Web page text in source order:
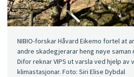
NIBIO-forskar Håvard Eikemo fortel at
andre skadegjerarar heng nøye
Difor reknar VIPS ut varsla ved hjelp
klimastasjonar. Foto: Siri Elise Dybdal